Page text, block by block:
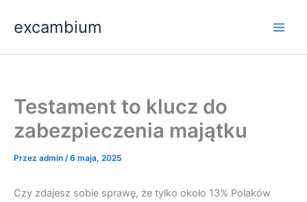
excambium
Testament to klucz do
zabezpieczenia majątku
Przez admin /6 maja, 2025
Czy zdajesz sobie sprawę, że tylko około 13% Polaków